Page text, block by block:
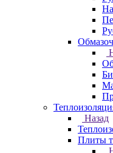
Назад
Плиты